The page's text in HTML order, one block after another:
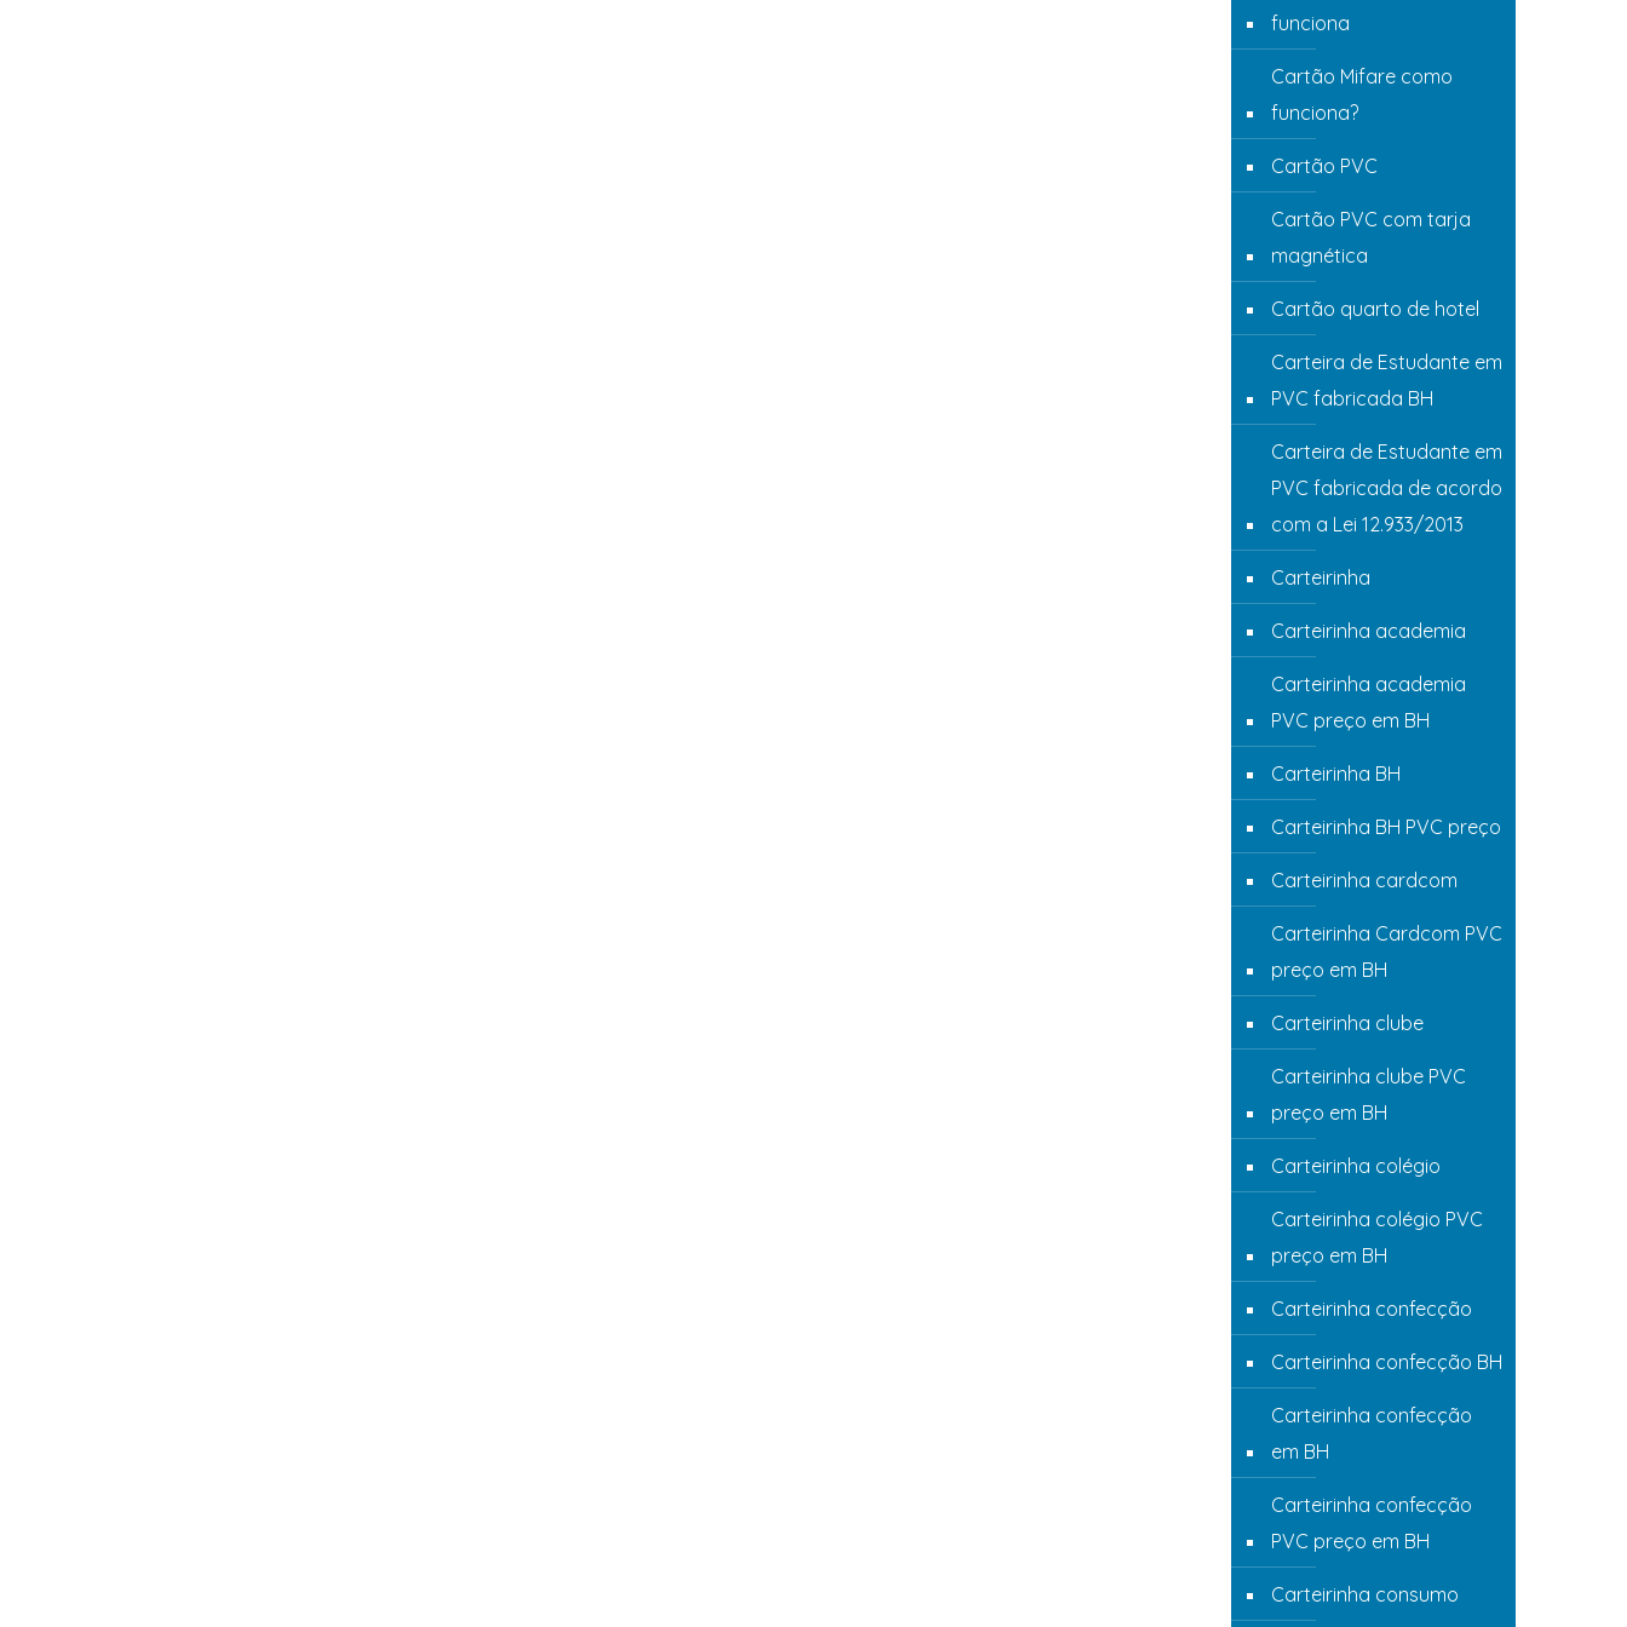
funciona
Cartão Mifare como
funciona?
Cartão PVC
Cartão PVC com tarja
magnética
Cartão quarto de hotel
Carteira de Estudante em
PVC fabricada BH
Carteira de Estudante em
PVC fabricada de acordo
com a Lei 12.933/2013
Carteirinha
Carteirinha academia
Carteirinha academia
PVC preço em BH
Carteirinha BH
Carteirinha BH PVC preço
Carteirinha cardcom
Carteirinha Cardcom PVC
preço em BH
Carteirinha clube
Carteirinha clube PVC
preço em BH
Carteirinha colégio
Carteirinha colégio PVC
preço em BH
Carteirinha confecção
Carteirinha confecção BH
Carteirinha confecção
em BH
Carteirinha confecção
PVC preço em BH
Carteirinha consumo